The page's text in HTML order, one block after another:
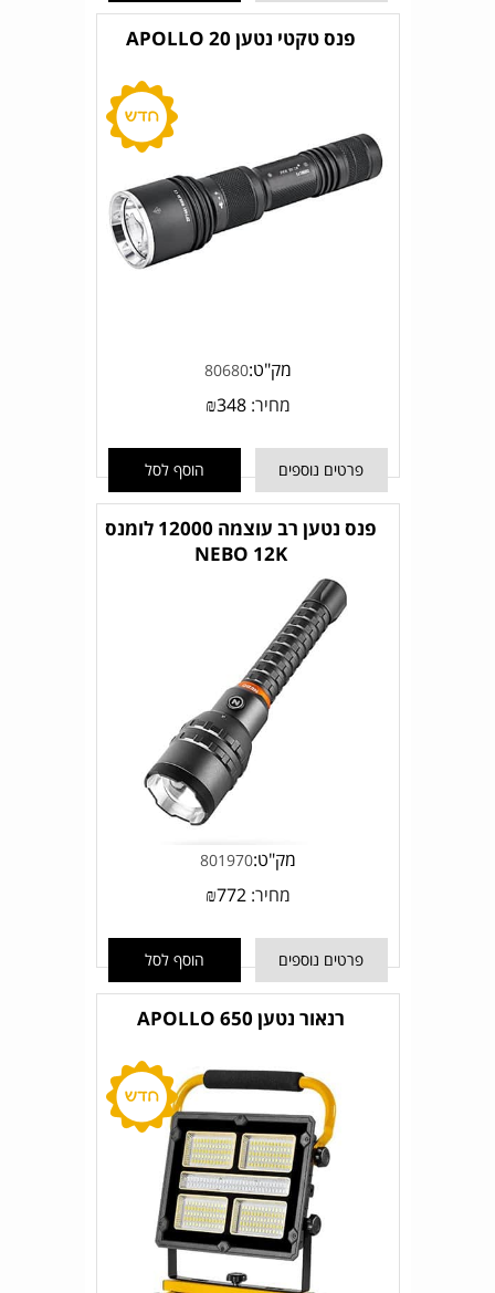
פנס טקטי נטען APOLLO 20
מק"ט:80680
מחיר: ₪348
פרטים נוספים הוסף לסל
פנס נטען רב עוצמה 12000 לומנס
NEBO 12K
מק"ט:801970
מחיר: ₪772
פרטים נוספים הוסף לסל
רנאור נטען APOLLO 650